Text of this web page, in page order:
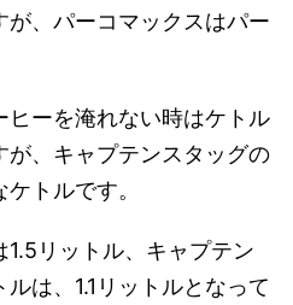
、パーコマックスはパー
ーを淹れない時はケトル
が、キャプテンスタッグの
トルです。
リットル、キャプテン
は、1.1リットルとなって